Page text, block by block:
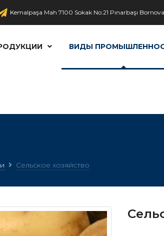
Kemalpaşa Mah 7100 Sokak No:21 Pınarbaşı
ВИДЫ
Сельское хозяйство